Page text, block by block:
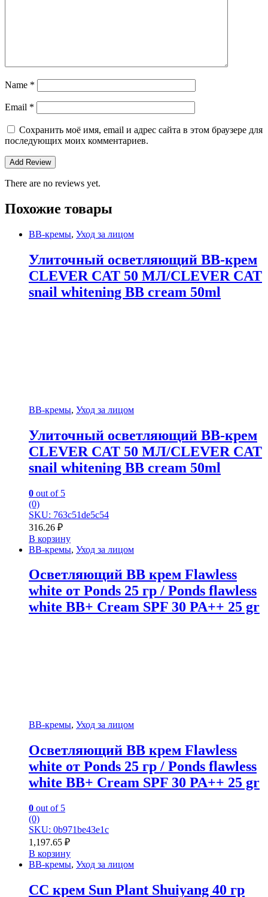
Name *
Email *
Сохранить моё имя, email и адрес сайта в этом браузере для
последующих моих комментариев.
There are no reviews yet.
Похожие товары
BB-кремы, Уход за лицом
Улиточный осветляющий ВВ-крем
CLEVER CAT 50 МЛ/CLEVER CAT
snail whitening BB cream 50ml
BB-кремы, Уход за лицом
Улиточный осветляющий ВВ-крем
CLEVER CAT 50 МЛ/CLEVER CAT
snail whitening BB cream 50ml
0 out of 5
(0)
SKU: 763c51de5c54
316.26 ₽
В корзину
BB-кремы, Уход за лицом
Осветляющий ВВ крем Flawless
white от Ponds 25 гр / Ponds flawless
white BB+ Cream SPF 30 PA++ 25 gr
BB-кремы, Уход за лицом
Осветляющий ВВ крем Flawless
white от Ponds 25 гр / Ponds flawless
white BB+ Cream SPF 30 PA++ 25 gr
0 out of 5
(0)
SKU: 0b971be43e1c
1,197.65 ₽
В корзину
BB-кремы, Уход за лицом
СС крем Sun Plant Shuiyang 40 гр